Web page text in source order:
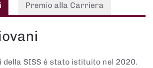
Premio alla Carriera
della SISS è stato istituito nel 2020.